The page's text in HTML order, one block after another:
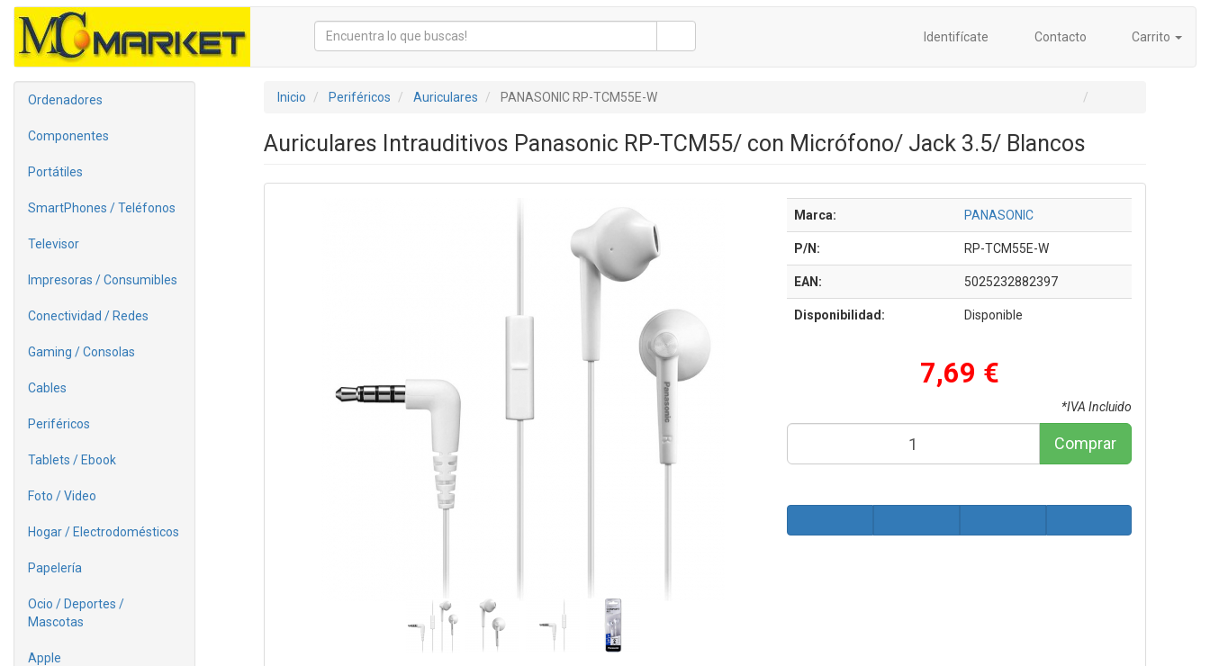
Identifícate Contacto Carrito
Ordenadores
Componentes
Portátiles
SmartPhones / Teléfonos
Televisor
Impresoras / Consumibles
Conectividad / Redes
Gaming / Consolas
Cables
Periféricos
Tablets / Ebook
Foto / Video
Hogar / Electrodomésticos
Papelería
Ocio / Deportes /
Mascotas
Apple
Inicio Periféricos Auriculares PANASONIC RP-TCM55E-W
Auriculares Intrauditivos Panasonic RP-TCM55/ con Micrófono/ Jack 3.5/ Blancos
Marca: PANASONIC
P/N: RP-TCM55E-W
EAN: 5025232882397
Disponibilidad: Disponible
7,69 €
*IVA Incluido
Comprar